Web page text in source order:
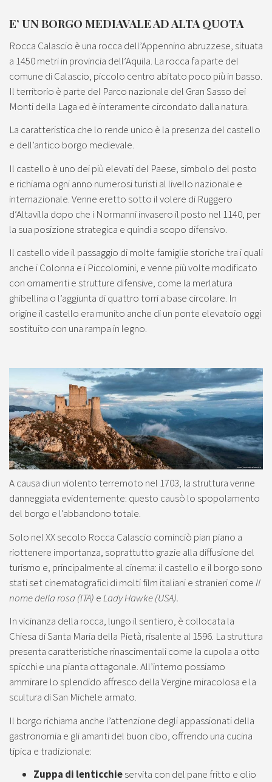
E’ UN BORGO MEDIAVALE AD ALTA QUOTA
Rocca Calascio è una rocca dell’Appennino abruzzese, situata
a 1450 metri in provincia dell’Aquila. La rocca fa parte del
comune di Calascio, piccolo centro abitato poco più in basso.
Il territorio è parte del Parco nazionale del Gran Sasso dei
Monti della Laga ed è interamente circondato dalla natura.
La caratteristica che lo rende unico è la presenza del castello
e dell’antico borgo medievale.
Il castello è uno dei più elevati del Paese, simbolo del posto
e richiama ogni anno numerosi turisti al livello nazionale e
internazionale. Venne eretto sotto il volere di Ruggero
d’Altavilla dopo che i Normanni invasero il posto nel 1140, per
la sua posizione strategica e quindi a scopo difensivo.
Il castello vide il passaggio di molte famiglie storiche tra i quali
anche i Colonna e i Piccolomini, e venne più volte modificato
con ornamenti e strutture difensive, come la merlatura
ghibellina o l’aggiunta di quattro torri a base circolare. In
origine il castello era munito anche di un ponte elevatoio oggi
sostituito con una rampa in legno.
A causa di un violento terremoto nel 1703, la struttura venne
danneggiata evidentemente: questo causò lo spopolamento
del borgo e l’abbandono totale.
Solo nel XX secolo Rocca Calascio cominciò pian piano a
riottenere importanza, soprattutto grazie alla diffusione del
turismo e, principalmente al cinema: il castello e il borgo sono
stati set cinematografici di molti film italiani e stranieri comeIl
nome della rosa (ITA) eLady Hawke (USA).
In vicinanza della rocca, lungo il sentiero, è collocata la
Chiesa di Santa Maria della Pietà, risalente al 1596. La struttura
presenta caratteristiche rinascimentali come la cupola a otto
spicchi e una pianta ottagonale. All’interno possiamo
ammirare lo splendido affresco della Vergine miracolosa e la
scultura di San Michele armato.
Il borgo richiama anche l’attenzione degli appassionati della
gastronomia e gli amanti del buon cibo, offrendo una cucina
tipica e tradizionale:
Zuppa di lenticchieservita con del pane fritto e olio